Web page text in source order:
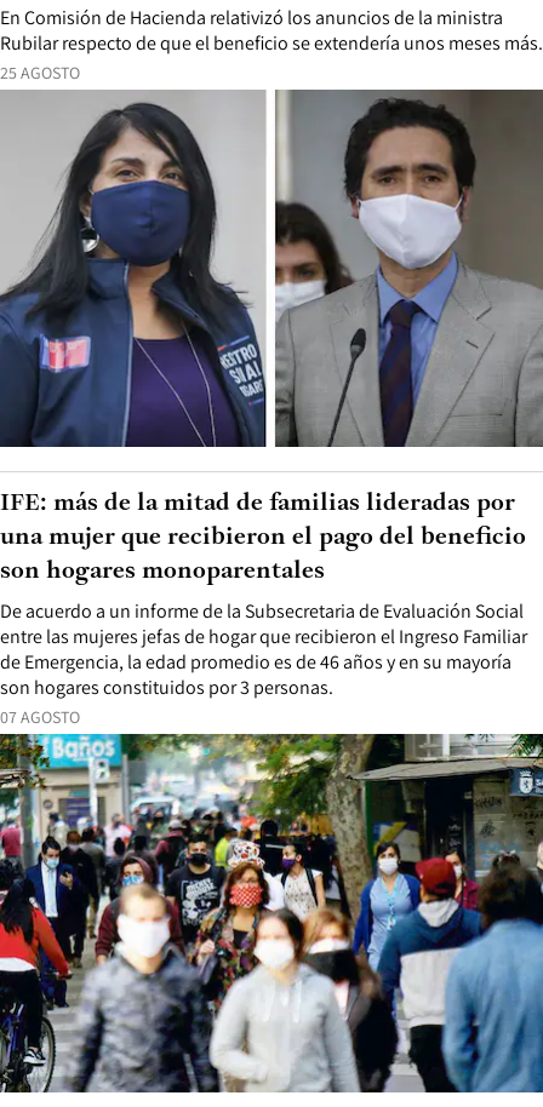
25 AGOSTO
En Comisión de Hacienda relativizó los anuncios de la ministra
Rubilar respecto de que el beneficio se extendería unos meses más.
07 AGOSTO
De acuerdo a un informe de la Subsecretaria de Evaluación Social
entre las mujeres jefas de hogar que recibieron el Ingreso Familiar
de Emergencia, la edad promedio es de 46 años y en su mayoría
son hogares constituidos por 3 personas.
IFE: más de la mitad de familias lideradas por
una mujer que recibieron el pago del beneficio
son hogares monoparentales